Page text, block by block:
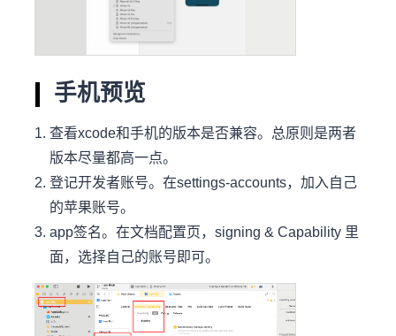
手机预览
查看xcode和手机的版本是否兼容。总原则是两者
版本尽量都高一点。
登记开发者账号。在settings-accounts，加入自己
的苹果账号。
app签名。在文档配置页，signing & Capability 里
面，选择自己的账号即可。